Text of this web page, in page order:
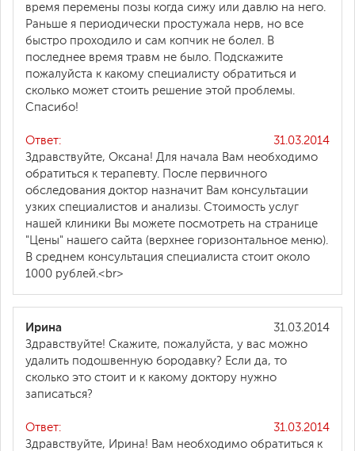
время перемены позы когда сижу или давлю на него.
Раньше я периодически простужала нерв, но все
быстро проходило и сам копчик не болел. В
последнее время травм не было. Подскажите
пожалуйста к какому специалисту обратиться и
сколько может стоить решение этой проблемы.
Спасибо!
31.03.2014
Ответ:
Здравствуйте, Оксана! Для начала Вам необходимо
обратиться к терапевту. После первичного
обследования доктор назначит Вам консультации
узких специалистов и анализы. Стоимость услуг
нашей клиники Вы можете посмотреть на странице
"Цены" нашего сайта (верхнее горизонтальное меню).
В среднем консультация специалиста стоит около
1000 рублей.<br>
31.03.2014
Ирина
Здравствуйте! Скажите, пожалуйста, у вас можно
удалить подошвенную бородавку? Если да, то
сколько это стоит и к какому доктору нужно
записаться?
31.03.2014
Ответ:
Здравствуйте, Ирина! Вам необходимо обратиться к